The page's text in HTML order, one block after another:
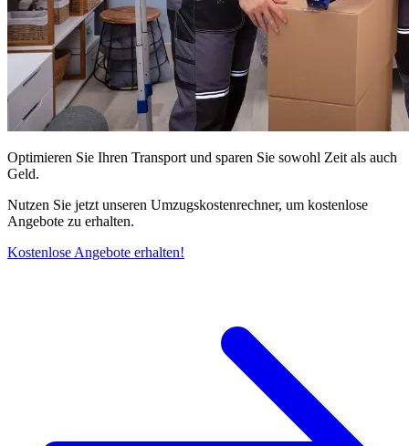
Optimieren Sie Ihren Transport und sparen Sie sowohl Zeit als auch
Geld.
Nutzen Sie jetzt unseren Umzugskostenrechner, um kostenlose
Angebote zu erhalten.
Kostenlose Angebote erhalten!